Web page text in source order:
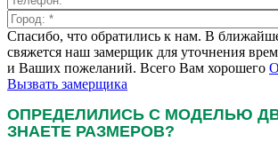
Спасибо, что обратились к нам. В
свяжется наш замерщик для уточнения
и Ваших пожеланий. Всего Вам хорошего
Вызвать замерщика
ОПРЕДЕЛИЛИСЬ С МОДЕЛЬЮ
ЗНАЕТЕ РАЗМЕРОВ?